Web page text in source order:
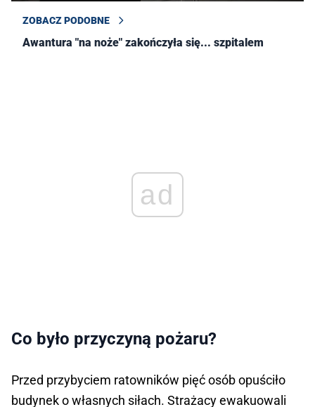
ZOBACZ PODOBNE
Awantura "na noże" zakończyła się... szpitalem
ad
Co było przyczyną pożaru?
Przed przybyciem ratowników pięć osób opuściło
budynek o własnych siłach. Strażacy ewakuowali